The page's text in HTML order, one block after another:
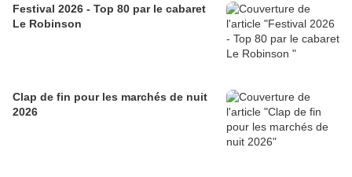
Festival 2026 - Top 80 par le cabaret
Le Robinson
Clap de fin pour les marchés de nuit
2026